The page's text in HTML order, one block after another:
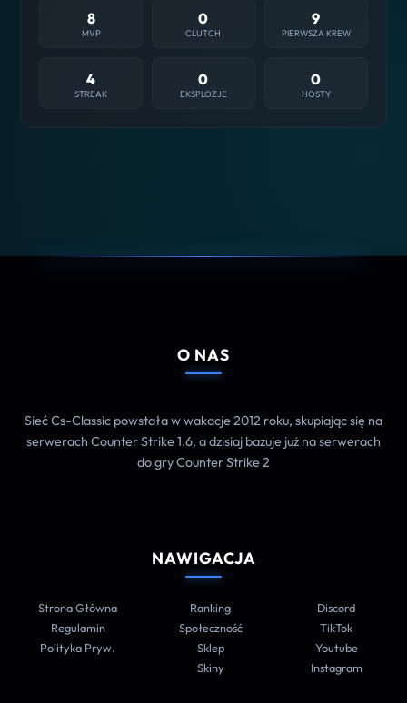
8
MVP
0
CLUTCH
9
PIERWSZA KREW
4
STREAK
0
EKSPLOZJE
0
HOSTY
O NAS
Sieć Cs-Classic powstała w wakacje 2012 roku, skupiając się na
serwerach Counter Strike 1.6, a dzisiaj bazuje już na serwerach
do gry Counter Strike 2
NAWIGACJA
Strona Główna
Regulamin
Polityka Pryw.
Ranking
Społeczność
Sklep
Skiny
Discord
TikTok
Youtube
Instagram